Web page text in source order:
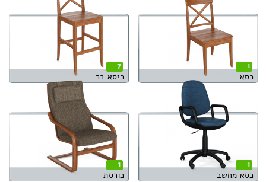
1
כסא
7
כיסא בר
1
כסא מחשב
1
כורסת